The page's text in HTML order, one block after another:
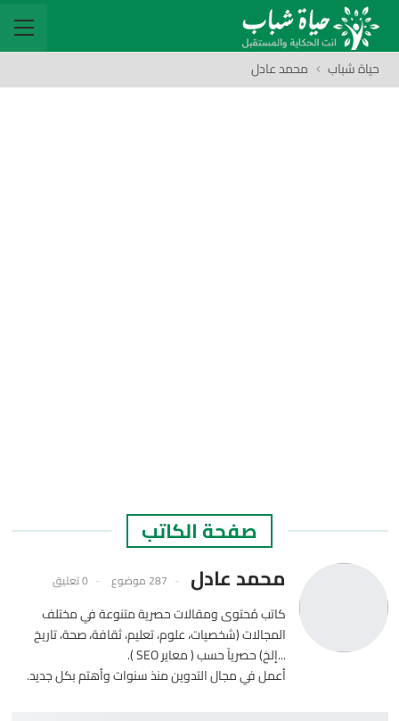
حياة شباب محمد عادل
صفحة الكاتب
محمد عادل
287 موضوع 0 تعليق
كاتب مُحتوى ومقالات حصرية متنوعة في مختلف
المجالات (شخصيات، علوم، تعليم، ثقافة، صحة، تاريخ
...إلخ) حصرياً حسب ( معاير SEO ).
أعمل في مجال التدوين منذ سنوات وأهتم بكل جديد.